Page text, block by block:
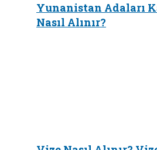
Yunanistan Adaları
Nasıl Alınır?